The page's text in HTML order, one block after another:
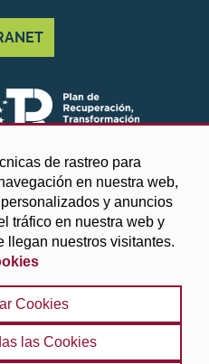
de rastreo para
en nuestra web,
y anuncios
tráfico en nuestra web y
llegan nuestros visitantes.
Cookies
las Cookies
de Granada
| Política de cookies
| Búsqueda |
web